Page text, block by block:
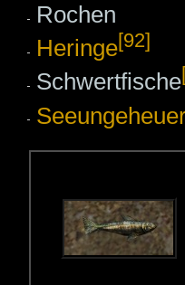
Rochen
Heringe[92]
Schwertfische